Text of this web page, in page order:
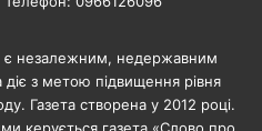
є незалежним, недержавним
з метою підвищення рівня
Газета створена у 2012 році.